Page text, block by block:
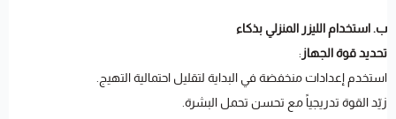
ب. استخدام الليزر المنزلي بذكاء
تحديد قوة الجهاز :
استخدم إعدادات منخفضة في البداية لتقليل احتمالية التهيج.
زيّد القوة تدريجياً مع تحسن تحمل البشرة.